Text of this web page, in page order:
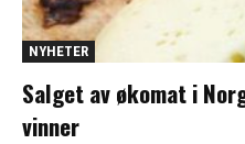
NYHETER
Salget av økomat i
vinner